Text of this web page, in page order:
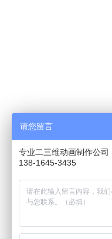
请您留言
专业二三维动画制作公司
138-1645-3435